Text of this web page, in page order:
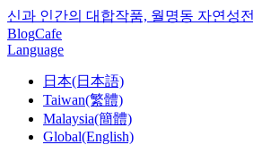
신과 인간의 대합작품, 월명동 자연성전
BlogCafe
Language
日本(日本語)
Taiwan(繁體)
Malaysia(簡體)
Global(English)